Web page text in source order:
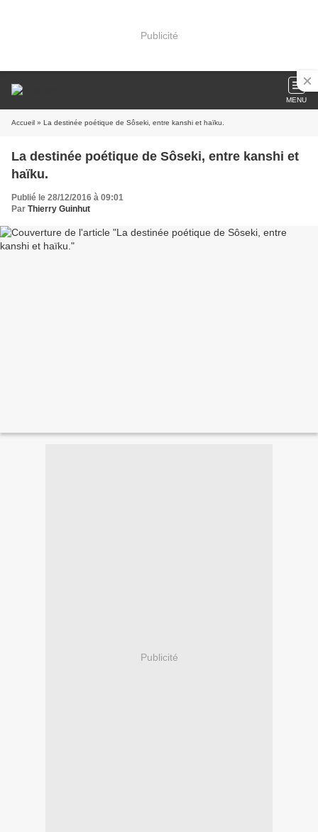
Publicité
MENU
Accueil » La destinée poétique de Sôseki, entre kanshi et haïku.
La destinée poétique de Sôseki, entre kanshi et
haïku.
Publié le 28/12/2016 à 09:01
Par Thierry Guinhut
Publicité